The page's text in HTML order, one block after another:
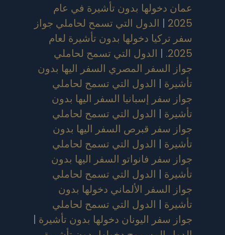
عمان دخولها بدون تأشيرة في عام
2025
| الدول التي تسمح لحاملي جواز
سفر تركيا دخولها بدون تأشيرة لعام
2025.
| الدول التي تسمح لحاملي
جواز السفر المصري السفر اليها بدون
تأشيرة | الدول التي تسمح لحاملي
جواز سفر إسبانيا السفر اليها بدون
تأشيرة | الدول التي تسمح لحاملي
جواز سفر قبرص السفر اليها بدون
تأشيرة | الدول التي تسمح لحاملي
جواز سفر فانواتو السفر اليها بدون
تأشيرة | الدول التي تسمح لحاملي
جواز السفر الألماني دخولها بدون
تأشيرة | الدول التي تسمح لحاملي
جواز سفر اليونان دخولها بدون تأشيرة |